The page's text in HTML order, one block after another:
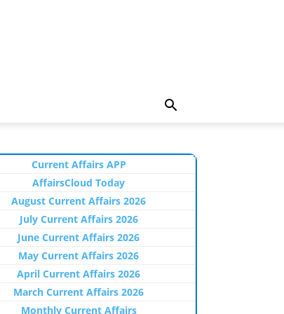
Current Affairs APP
AffairsCloud Today
August Current Affairs 2026
July Current Affairs 2026
June Current Affairs 2026
May Current Affairs 2026
April Current Affairs 2026
March Current Affairs 2026
Monthly Current Affairs